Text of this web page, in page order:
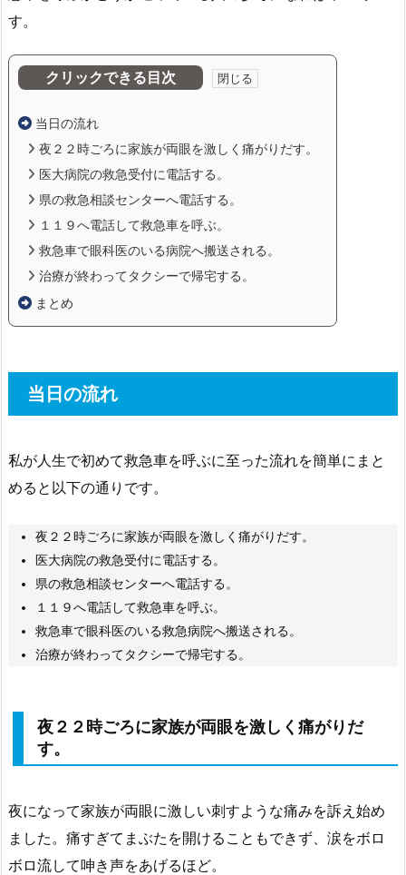
す。
クリックできる目次
当日の流れ
夜２２時ごろに家族が両眼を激しく痛がりだす。
医大病院の救急受付に電話する。
県の救急相談センターへ電話する。
１１９へ電話して救急車を呼ぶ。
救急車で眼科医のいる病院へ搬送される。
治療が終わってタクシーで帰宅する。
まとめ
当日の流れ
私が人生で初めて救急車を呼ぶに至った流れを簡単にまと
めると以下の通りです。
夜２２時ごろに家族が両眼を激しく痛がりだす。
医大病院の救急受付に電話する。
県の救急相談センターへ電話する。
１１９へ電話して救急車を呼ぶ。
救急車で眼科医のいる救急病院へ搬送される。
治療が終わってタクシーで帰宅する。
夜２２時ごろに家族が両眼を激しく痛がりだ
す。
夜になって家族が両眼に激しい刺すような痛みを訴え始め
ました。痛すぎてまぶたを開けることもできず、涙をボロ
ボロ流して呻き声をあげるほど。